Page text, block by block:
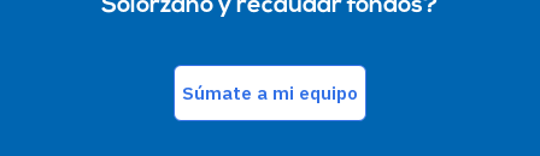
Solórzano y recaudar fondos?